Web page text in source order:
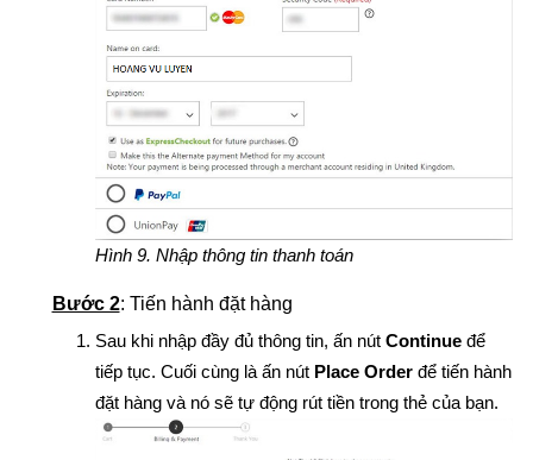
Hình 9. Nhập thông tin thanh toán
Bước 2: Tiến hành đặt hàng
Sau khi nhập đầy đủ thông tin, ấn nút Continueđể
tiếp tục. Cuối cùng là ấn nút Place Orderđể tiến hành
đặt hàng và nó sẽ tự động rút tiền trong thẻ của bạn.